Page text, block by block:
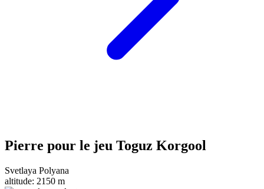
Pierre pour le jeu Toguz Korgool
Svetlaya Polyana
altitude: 2150 m